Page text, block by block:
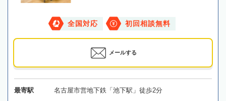
全国対応 初回相談無料
メールする
最寄駅 名古屋市営地下鉄「池下駅」徒歩2分